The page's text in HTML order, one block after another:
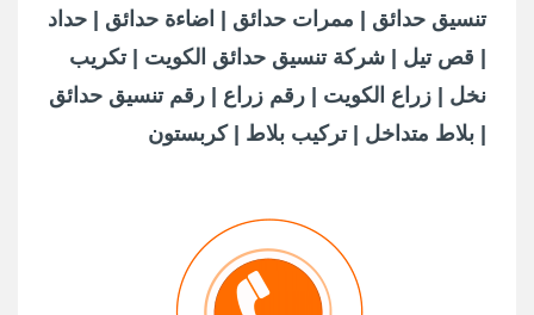
تنسيق حدائق | ممرات حدائق | اضاءة حدائق | حداد
| قص تيل | شركة تنسيق حدائق الكويت | تكريب
نخل | زراع الكويت | رقم زراع | رقم تنسيق حدائق
| بلاط متداخل | تركيب بلاط | كربستون